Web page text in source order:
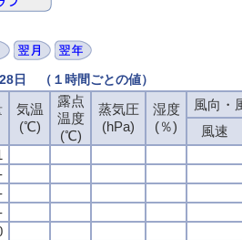
日 （１時間ごとの値）
気温
(℃)
露点
温度
(℃)
蒸気圧
(hPa)
湿度
(％)
風向・
風速